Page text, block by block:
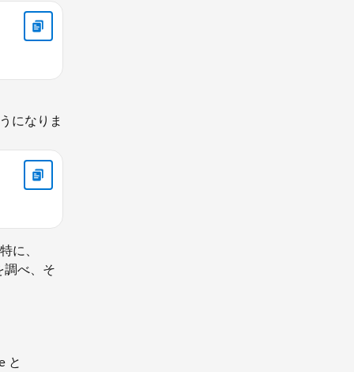
になりま
に、
調べ、そ
と